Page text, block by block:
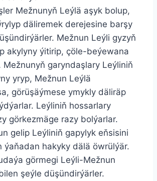
Mežnunyň Leýlä aşyk bolup,
däliremek derejesine barşy
Mežnun Leýli gyzyň
akylyny ýitirip, çöle-beýewana
Mežnunyň garyndaşlary Leýliniň
yryp, Mežnun Leýlä
görüşäýmese ymykly däliräp
Leýliniň hossarlary
görkezmäge razy bolýarlar.
gelip Leýliniň gapylyk eňsisini
ýaňadan hakyky dälä öwrülýär.
görmegi Leýli-Mežnun
şeýle düşündirýärler.